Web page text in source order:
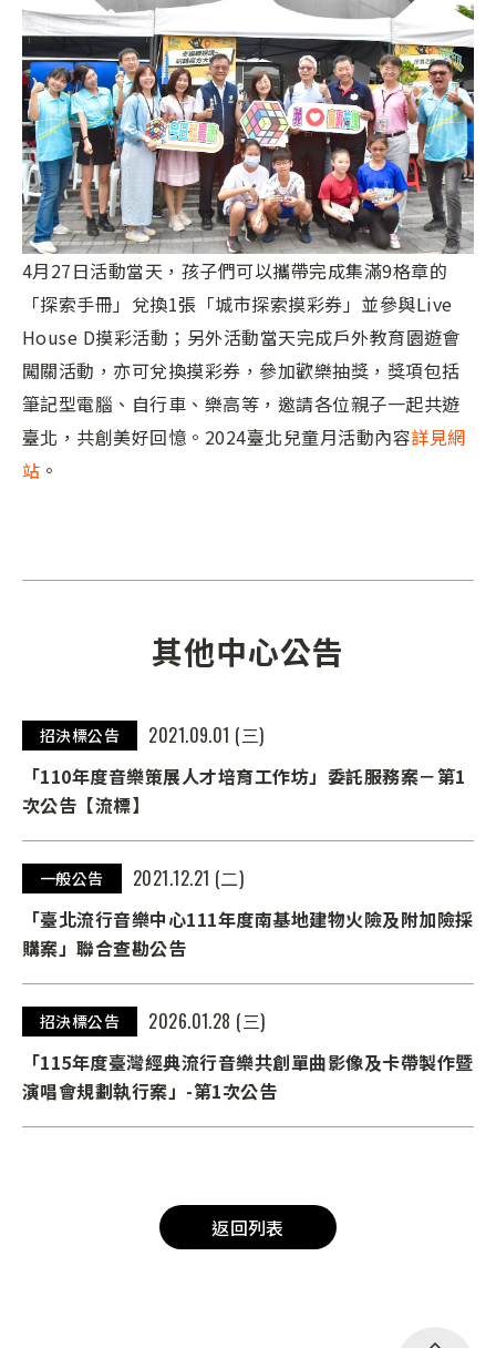
4月27日活動當天，孩子們可以攜帶完成集滿9格章的
「探索手冊」兌換1張「城市探索摸彩券」並參與Live
House D摸彩活動；另外活動當天完成戶外教育園遊會
闖關活動，亦可兌換摸彩券，參加歡樂抽獎，獎項包括
筆記型電腦、自行車、樂高等，邀請各位親子一起共遊
臺北，共創美好回憶。2024臺北兒童月活動內容詳見網
站 。
其他中心公告
招決標公告
2021.09.01 (三)
「110年度音樂策展人才培育工作坊」委託服務案－第1
次公告【流標】
一般公告
2021.12.21 (二)
「臺北流行音樂中心111年度南基地建物火險及附加險採
購案」聯合查勘公告
招決標公告
2026.01.28 (三)
「115年度臺灣經典流行音樂共創單曲影像及卡帶製作暨
演唱會規劃執行案」-第1次公告
返回列表